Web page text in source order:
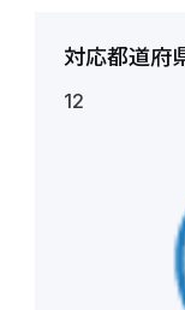
対応都道府
12